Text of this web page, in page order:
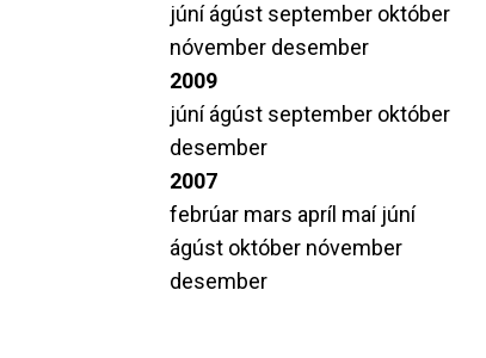
júníágúst september október
nóvember desember
2009
júníágúst september október
desember
2007
febrúar mars apríl maí júní
ágúst október nóvember
desember